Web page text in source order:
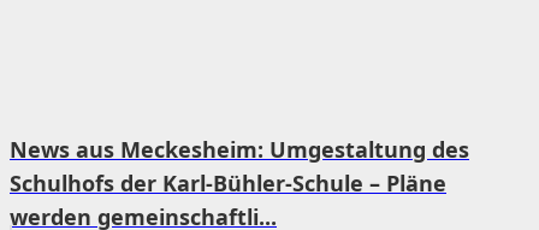
News aus Meckesheim: Umgestaltung des
Schulhofs der Karl-Bühler-Schule – Pläne
werden gemeinschaftli...